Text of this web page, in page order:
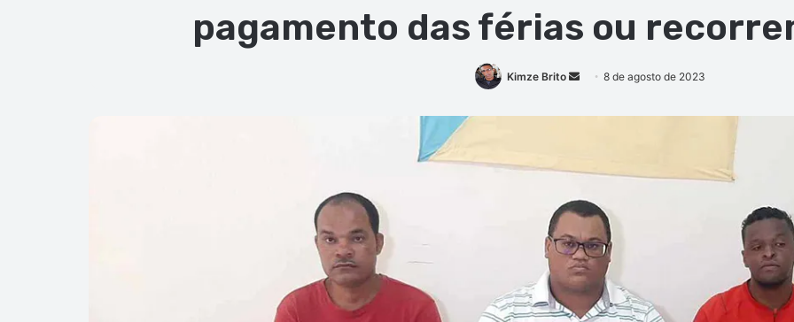
pagamento das férias ou
Kimze Brito
Mande
e-
8 de agosto de 2023